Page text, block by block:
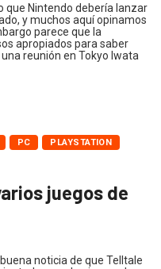
que Nintendo debería lanzar
y muchos aquí opinamos
parece que la
apropiados para saber
reunión en Tokyo Iwata
PC PLAYSTATION
juegos de
noticia de que Telltale